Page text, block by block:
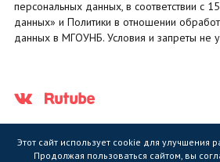
персональных данных, в соответствии с
данных» и Политики в отношении
данных в МГОУНБ. Условия и запреты не
Этот сайт использует cookie для улучшения
Продолжая пользоваться сайтом, вы